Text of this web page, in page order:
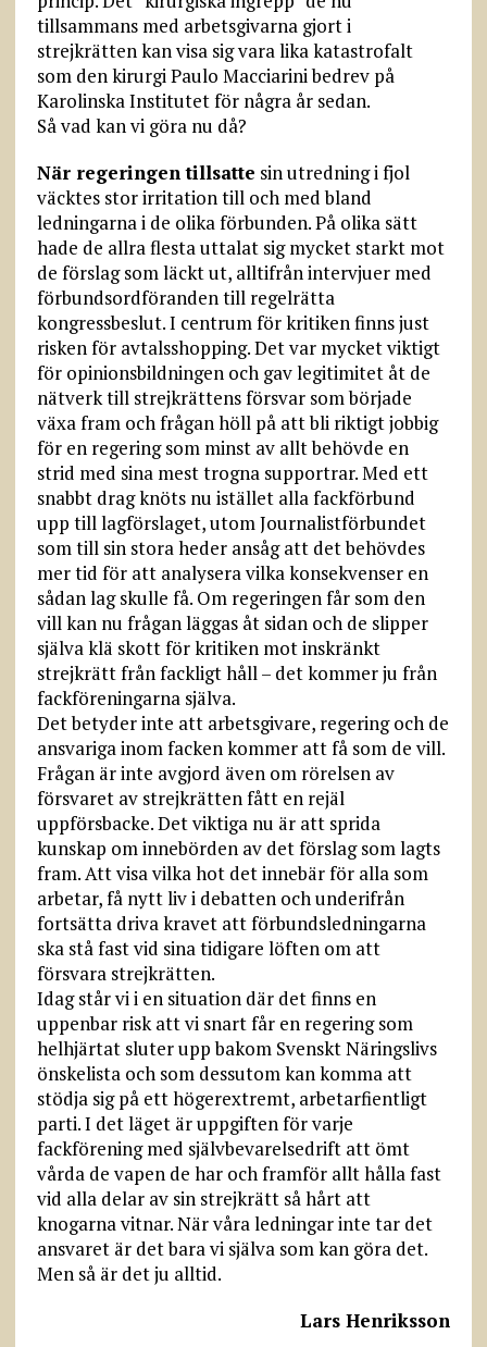
tillsammans med arbetsgivarna gjort i
strejkrätten kan visa sig vara lika katastrofalt
som den kirurgi Paulo Macciarini bedrev på
Karolinska Institutet för några år sedan.
Så vad kan vi göra nu då?
När regeringen tillsatte sin utredning i fjol
väcktes stor irritation till och med bland
ledningarna i de olika förbunden. På olika sätt
hade de allra flesta uttalat sig mycket starkt mot
de förslag som läckt ut, alltifrån intervjuer med
förbundsordföranden till regelrätta
kongressbeslut. I centrum för kritiken finns just
risken för avtalsshopping. Det var mycket viktigt
för opinionsbildningen och gav legitimitet åt de
nätverk till strejkrättens försvar som började
växa fram och frågan höll på att bli riktigt jobbig
för en regering som minst av allt behövde en
strid med sina mest trogna supportrar. Med ett
snabbt drag knöts nu istället alla fackförbund
upp till lagförslaget, utom Journalistförbundet
som till sin stora heder ansåg att det behövdes
mer tid för att analysera vilka konsekvenser en
sådan lag skulle få. Om regeringen får som den
vill kan nu frågan läggas åt sidan och de slipper
själva klä skott för kritiken mot inskränkt
strejkrätt från fackligt håll – det kommer ju från
fackföreningarna själva.
Det betyder inte att arbetsgivare, regering och de
ansvariga inom facken kommer att få som de vill.
Frågan är inte avgjord även om rörelsen av
försvaret av strejkrätten fått en rejäl
uppförsbacke. Det viktiga nu är att sprida
kunskap om innebörden av det förslag som lagts
fram. Att visa vilka hot det innebär för alla som
arbetar, få nytt liv i debatten och under­ifrån
fortsätta driva kravet att förbundsledningarna
ska stå fast vid sina tidigare löften om att
försvara strejkrätten.
Idag står vi i en situation där det finns en
uppenbar risk att vi snart får en regering som
helhjärtat sluter upp bakom Svenskt Näringslivs
önskelista och som dessutom kan komma att
stödja sig på ett höger­extremt, arbetarfientligt
parti. I det läget är uppgiften för varje
fackförening med självbevarelsedrift att ömt
vårda de vapen de har och framför allt hålla fast
vid alla delar av sin strejkrätt så hårt att
knogarna vitnar. När våra ledningar inte tar det
ansvaret är det bara vi själva som kan göra det.
Men så är det ju alltid.
Lars Henriksson